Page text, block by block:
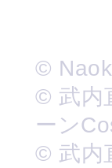
©
© 武内
ーン
© 武内